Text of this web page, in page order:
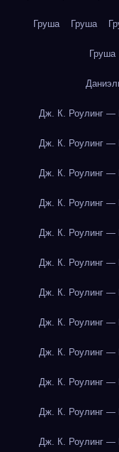
Груша Груша
Груша
Дж. К. Роулинг —
Дж. К. Роулинг —
Дж. К. Роулинг —
Дж. К. Роулинг —
Дж. К. Роулинг —
Дж. К. Роулинг —
Дж. К. Роулинг —
Дж. К. Роулинг —
Дж. К. Роулинг —
Дж. К. Роулинг —
Дж. К. Роулинг —
Дж. К. Роулинг —